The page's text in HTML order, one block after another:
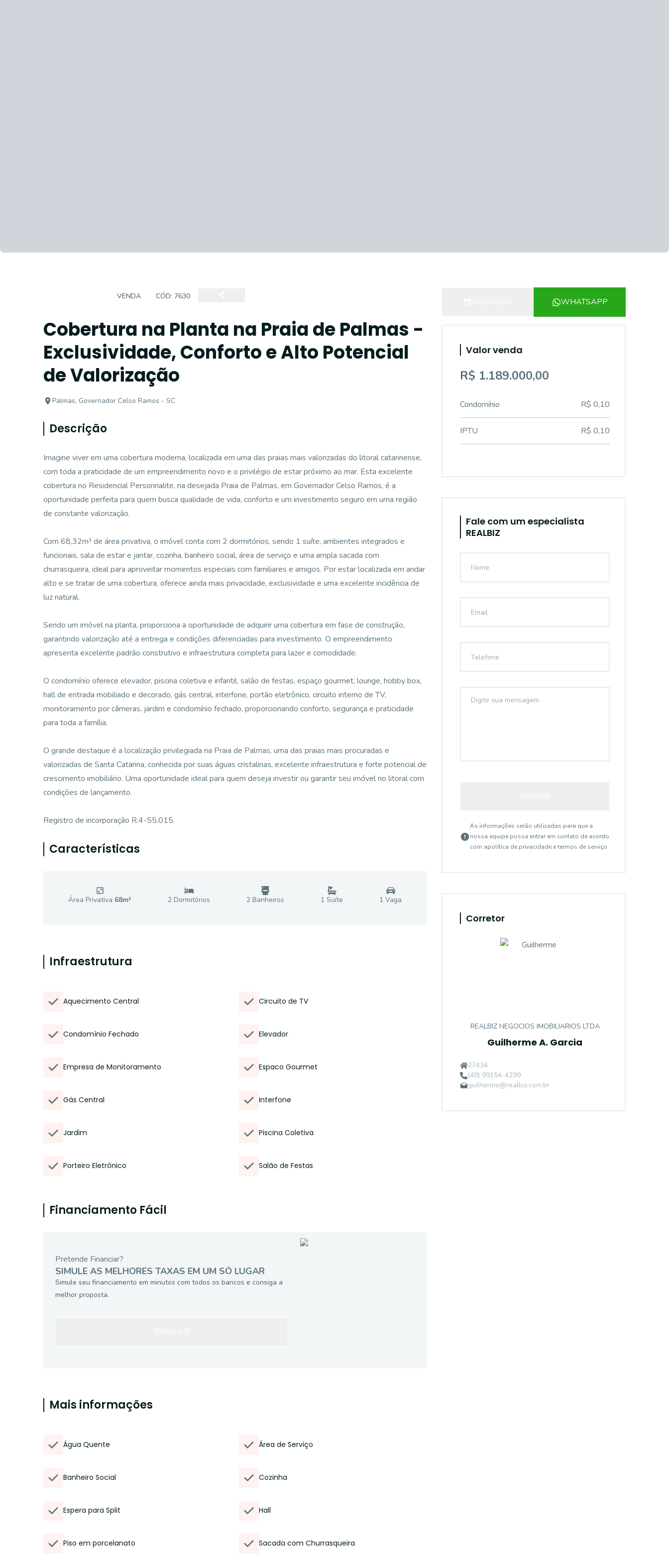
VENDA CÓD: 7630
Cobertura na Planta na Praia de Palmas -
Exclusividade, Conforto e Alto Potencial
de Valorização
Palmas, Governador Celso Ramos - SC
Descrição
Imagine viver em uma cobertura moderna, localizada em uma das praias mais valorizadas do litoral catarinense,
com toda a praticidade de um empreendimento novo e o privilégio de estar próximo ao mar. Esta excelente
cobertura no Residencial Personnalite, na desejada Praia de Palmas, em Governador Celso Ramos, é a
oportunidade perfeita para quem busca qualidade de vida, conforto e um investimento seguro em uma região
de constante valorização.
Com 68,32m² de área privativa, o imóvel conta com 2 dormitórios, sendo 1 suíte, ambientes integrados e
funcionais, sala de estar e jantar, cozinha, banheiro social, área de serviço e uma ampla sacada com
churrasqueira, ideal para aproveitar momentos especiais com familiares e amigos. Por estar localizada em andar
alto e se tratar de uma cobertura, oferece ainda mais privacidade, exclusividade e uma excelente incidência de
luz natural.
Sendo um imóvel na planta, proporciona a oportunidade de adquirir uma cobertura em fase de construção,
garantindo valorização até a entrega e condições diferenciadas para investimento. O empreendimento
apresenta excelente padrão construtivo e infraestrutura completa para lazer e comodidade.
O condomínio oferece elevador, piscina coletiva e infantil, salão de festas, espaço gourmet, lounge, hobby box,
hall de entrada mobiliado e decorado, gás central, interfone, portão eletrônico, circuito interno de TV,
monitoramento por câmeras, jardim e condomínio fechado, proporcionando conforto, segurança e praticidade
para toda a família.
O grande destaque é a localização privilegiada na Praia de Palmas, uma das praias mais procuradas e
valorizadas de Santa Catarina, conhecida por suas águas cristalinas, excelente infraestrutura e forte potencial de
crescimento imobiliário. Uma oportunidade ideal para quem deseja investir ou garantir seu imóvel no litoral com
condições de lançamento.
Registro de incorporação R.4-55.015.
Características
Área Privativa 68m² 2 Dormitórios 2 Banheiros 1 Suíte 1 Vaga
Infraestrutura
Aquecimento Central Circuito de TV
Condomínio Fechado Elevador
Empresa de Monitoramento Espaco Gourmet
Gás Central Interfone
Jardim Piscina Coletiva
Porteiro Eletrônico Salão de Festas
Financiamento Fácil
Pretende Financiar?
SIMULE AS MELHORES TAXAS EM UM SÓ LUGAR
Simule seu financiamento em minutos com todos os bancos e consiga a
melhor proposta.
Mais informações
Água Quente Área de Serviço
Banheiro Social Cozinha
Espera para Split Hall
Piso em porcelanato Sacada com Churrasqueira
WHATSAPP
Valor venda
R$ 1.189.000,00
Condomínio R$ 0,10
IPTU R$ 0,10
Fale com um especialista
REALBIZ
As informações serão utilizadas para que a
nossa equipe possa entrar em contato de acordo
com apolítica de privacidade e termos de serviço
Corretor
REALBIZ NEGOCIOS IMOBILIARIOS LTDA
Guilherme A. Garcia
27434
(48) 99154-4299
guilherme@realbiz.com.br